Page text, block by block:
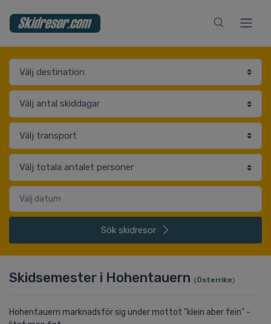
Sök skidresor
Skidsemester i Hohentauern (Österrike)
Hohentauern marknadsför sig under mottot "klein aber fein" -